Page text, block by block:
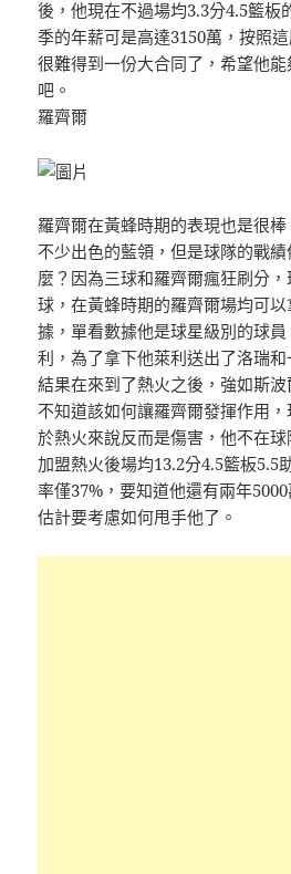
後，他現在不過場均3.3分4.5籃板
季的年薪可是高達3150萬，按照
很難得到一份大合同了，希望他
吧。
羅齊爾
羅齊爾在黃蜂時期的表現也是很
不少出色的藍領，但是球隊的戰
麼？因為三球和羅齊爾瘋狂刷分
球，在黃蜂時期的羅齊爾場均可
據，單看數據他是球星級別的球
利，為了拿下他萊利送出了洛瑞和
結果在來到了熱火之後，強如斯
不知道該如何讓羅齊爾發揮作用
於熱火來說反而是傷害，他不在
加盟熱火後場均13.2分4.5籃板5.5
率僅37%，要知道他還有兩年
估計要考慮如何甩手他了。